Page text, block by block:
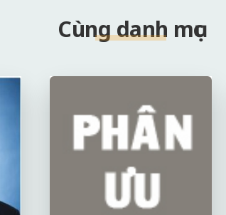
Cùng danh mục